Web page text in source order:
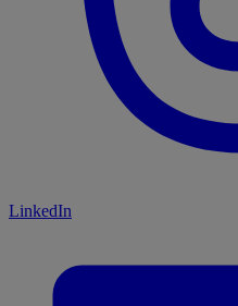
LinkedIn